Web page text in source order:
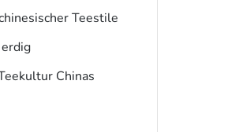
Teestile
Chinas